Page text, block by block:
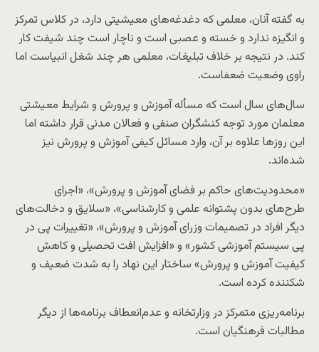
به گفته آنان، معلمی که دغدغه‌های معیشیتی دارد، در کلاس تمرکز
و انگیزه ندارد و خسته و عصبی است و ناچار است چند شیفت کار
کند. در نتیجه بر خلاف تبلیغات، معلمی هر چند شغل انبیاست اما
راوی وضعیت ضعفاست.
سال‌های سال است که مسأله آموزش و پرورش و شرایط معیشتی
معلمان مورد توجه کنشگران صنفی و فعالان مدنی قرار داشته اما
این روزها علاوه بر آن، وارد مسائل کیفی آموزش و پرورش نیز
شده‌اند.
«محدودیت‌های حاکم بر فضای آموزش و پرورش»، «اجرای
طرح‌های بدون پشتوانه علمی و کارشناسی»، «سلایق و دخالت‌های
دیگر افراد در تصمیمات وزرای آموزش و پرورش»، «تغییرات پی در
پی سیستم آموزشی کشور» و «افزایش افت تحصیلی و کاهش
کیفیت آموزش و پرورش» ساختار این نهاد را به شدت ضعیف و
شکننده کرده است.
برنامه‌ریزی متمرکز در وزارتخانه و عدم‌انعطاف برنامه‌ها از دیگر
مطالبات فرهنگیان است.